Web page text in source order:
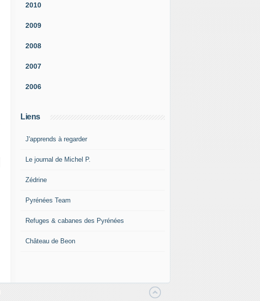
2010
2009
2008
2007
2006
Liens
J'apprends à regarder
Le journal de Michel P.
Zédrine
Pyrénées Team
Refuges & cabanes des Pyrénées
Château de Beon